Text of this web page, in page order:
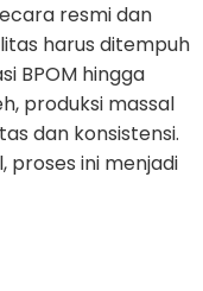
resmi dan
harus ditempuh
BPOM hingga
produksi massal
dan konsistensi.
proses ini menjadi